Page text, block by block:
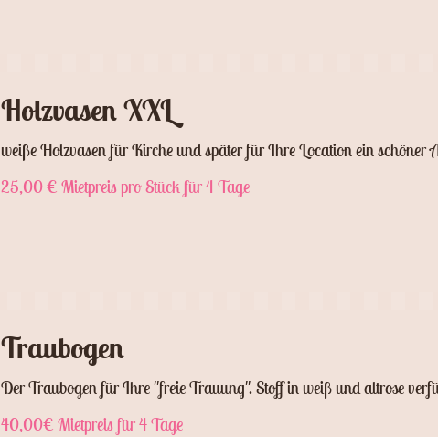
Holzvasen XXL
weiße Holzvasen für Kirche und später für Ihre Location ein schöner
25,00 € Mietpreis pro Stück für 4 Tage
Traubogen
Der Traubogen für Ihre "freie Trauung". Stoff in weiß und altrose
40,00€ Mietpreis für 4 Tage